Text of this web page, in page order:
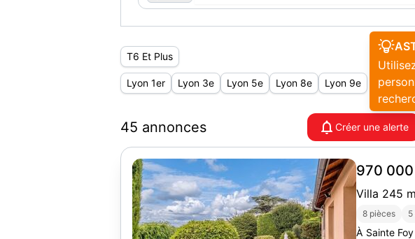
T6 Et Plus
Lyon 1er Lyon 3e Lyon 5e Lyon 8e Lyon 9e
45 annonces Créer une alerte
970
Villa 245 m
8 pièces 5
À Sainte